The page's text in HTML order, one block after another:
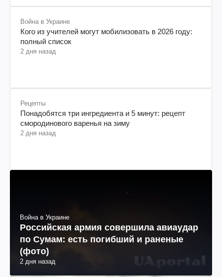
Война в Украине
Кого из учителей могут мобилизовать в 2026 году:
полный список
2 дня назад
Рецепты
Понадобятся три ингредиента и 5 минут: рецепт
смородинового варенья на зиму
2 дня назад
Война в Украине
Российская армия совершила авиаудар
по Сумам: есть погибший и раненые
(фото)
2 дня назад